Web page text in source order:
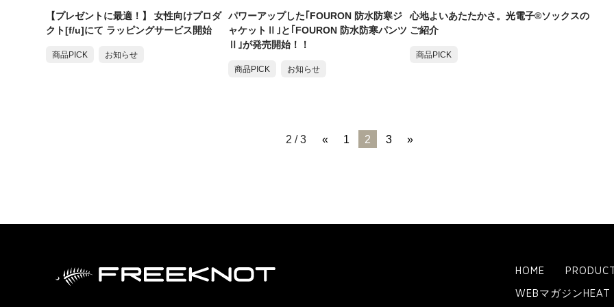
【プレゼントに最適！】 女性向けプロダ
クト[f/u]にて ラッピングサービス開始
商品PICK お知らせ
パワーアップした｢FOURON 防水防寒ジ
ャケットⅡ｣と｢FOURON 防水防寒パンツ
Ⅱ｣が発売開始！！
商品PICK お知らせ
心地よいあたたかさ。光電子®ソックスの
ご紹介
商品PICK
2 / 3 « 1 2 3 »
HOME
WEBマガジンHEAT